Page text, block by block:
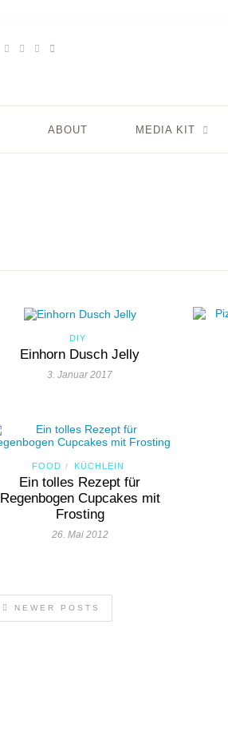
ABOUT MEDIA KIT
DIY
Einhorn Dusch Jelly
3. Januar 2017
FOOD / KÜCHLEIN
Ein tolles Rezept für
Regenbogen Cupcakes mit
Frosting
26. Mai 2012
NEWER POSTS